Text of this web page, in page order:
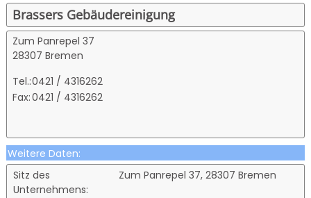
Brassers Gebäudereinigung
Zum Panrepel 37
28307 Bremen
Tel.:0421 / 4316262
Fax:0421 / 4316262
Weitere Daten:
Sitz des
Unternehmens:
Zum Panrepel 37, 28307 Bremen